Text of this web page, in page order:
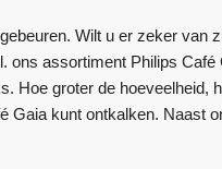
Wilt u er zeker van
ons assortiment Philips
Hoe groter de hoeveelheid,
Gaia kunt ontkalken. Naast